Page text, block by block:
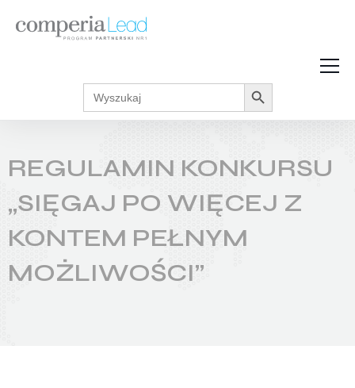
Strefa Wiedzy
Akcje promocyjne
Regulaminy
Search
for:
Search Button
REGULAMIN KONKURSU
„SIĘGAJ PO WIĘCEJ Z
KONTEM PEŁNYM
MOŻLIWOŚCI”